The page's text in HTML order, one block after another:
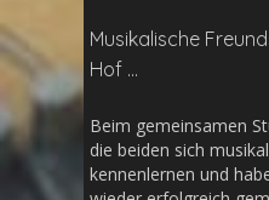
Musikalische
Hof …
Beim gemeinsamen
die beiden sich
kennenlernen und